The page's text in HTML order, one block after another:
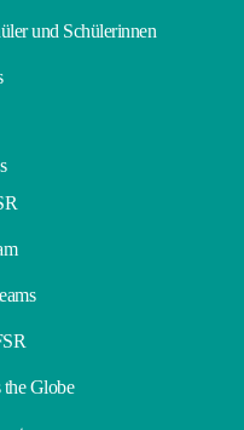
und Schülerinnen
the Globe